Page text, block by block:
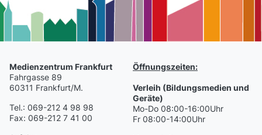
Medienzentrum Frankfurt
Fahrgasse 89
60311 Frankfurt/M.
Tel.: 069-212 4 98 98
Fax: 069-212 7 41 00
Öffnungszeiten:
Verleih (Bildungsmedien und
Geräte)
Mo-Do 08:00-16:00Uhr
Fr 08:00-14:00Uhr